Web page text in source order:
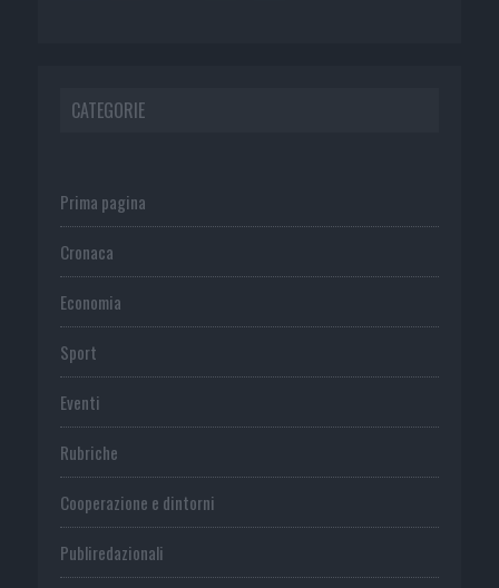
CATEGORIE
Prima pagina
Cronaca
Economia
Sport
Eventi
Rubriche
Cooperazione e dintorni
Publiredazionali